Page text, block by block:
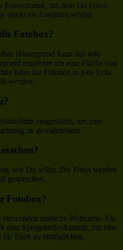
Fotoautomat, mit dem Du Fotos
direkt als Ausdruck erhälst.
Fotobox?
Hintergrund kann das sehr
empfehle ich eine Fläche von
kann die Fotobox in jede Ecke
werden.
ausgestattet, um eine
zu gewährleisten.
wie Du willst. Die Fotos werden
gespeichert.
Fotobox?
einfache Webcams. Als
eine Spiegelreflexkamera, um eine
Euch zu ermöglichen.